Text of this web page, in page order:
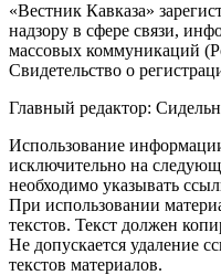
«Вестник Кавказа»
надзору в сфере связи,
массовых коммуникаций
Свидетельство о
Главный редактор:
Использование
исключительно на
необходимо указывать
При использовании
текстов. Текст должен
Не допускается удаление
текстов материалов.